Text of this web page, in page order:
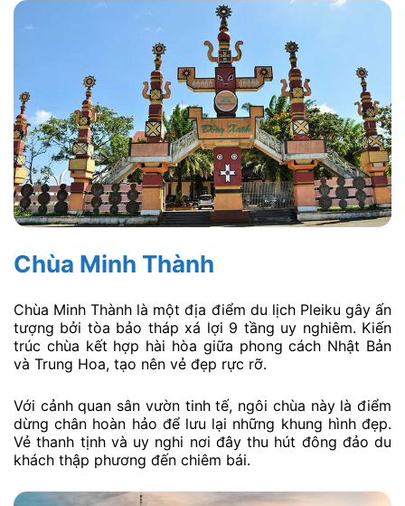
Chùa Minh Thành
Chùa Minh Thành là một địa điểm du lịch Pleiku gây ấn
tượng bởi tòa bảo tháp xá lợi 9 tầng uy nghiêm. Kiến
trúc chùa kết hợp hài hòa giữa phong cách Nhật Bản
và Trung Hoa, tạo nên vẻ đẹp rực rỡ.
Với cảnh quan sân vườn tinh tế, ngôi chùa này là điểm
dừng chân hoàn hảo để lưu lại những khung hình đẹp.
Vẻ thanh tịnh và uy nghi nơi đây thu hút đông đảo du
khách thập phương đến chiêm bái.